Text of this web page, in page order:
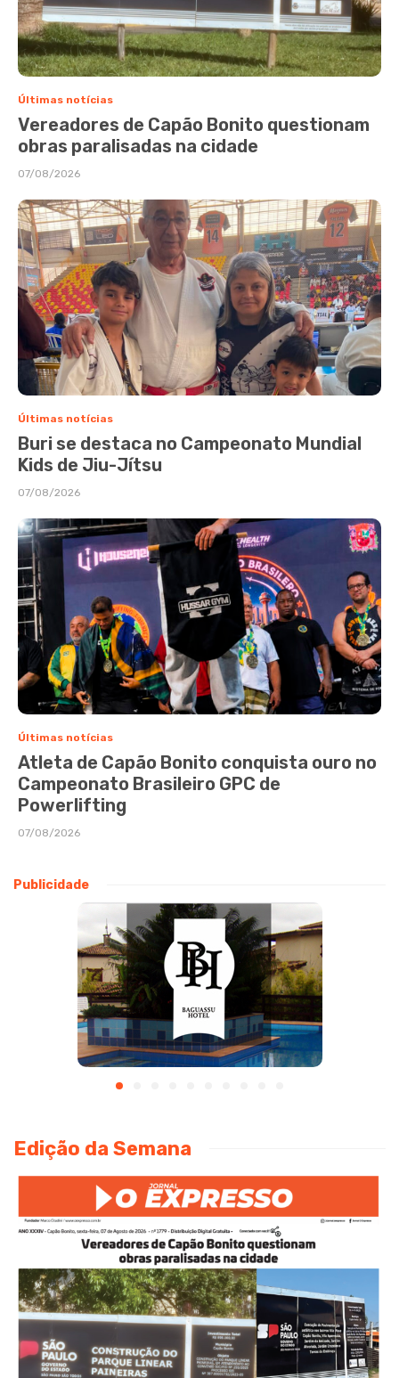
Últimas notícias
Vereadores de Capão Bonito questionam
obras paralisadas na cidade
07/08/2026
Últimas notícias
Buri se destaca no Campeonato Mundial
Kids de Jiu-Jítsu
07/08/2026
Últimas notícias
Atleta de Capão Bonito conquista ouro no
Campeonato Brasileiro GPC de
Powerlifting
07/08/2026
Publicidade
Edição da Semana